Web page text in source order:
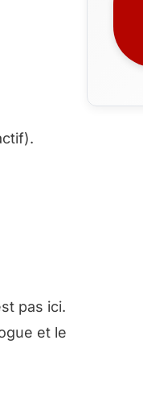
pas ici.
et le